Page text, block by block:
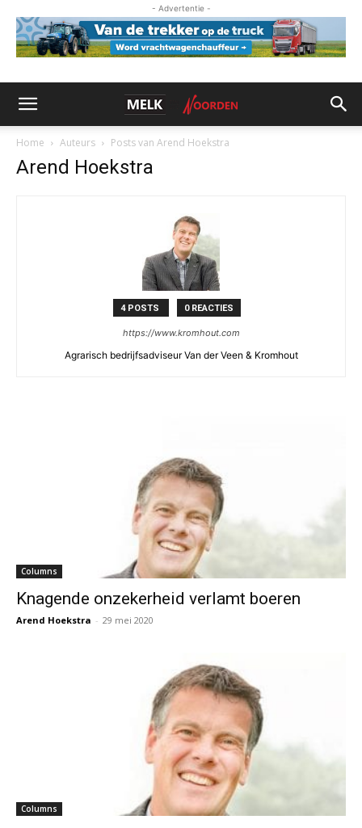
- Advertentie -
Home Auteurs Posts van Arend Hoekstra
Arend Hoekstra
4 POSTS 0 REACTIES
https://www.kromhout.com
Agrarisch bedrijfsadviseur Van der Veen & Kromhout
Columns
Knagende onzekerheid verlamt boeren
Arend Hoekstra - 29 mei 2020
Columns